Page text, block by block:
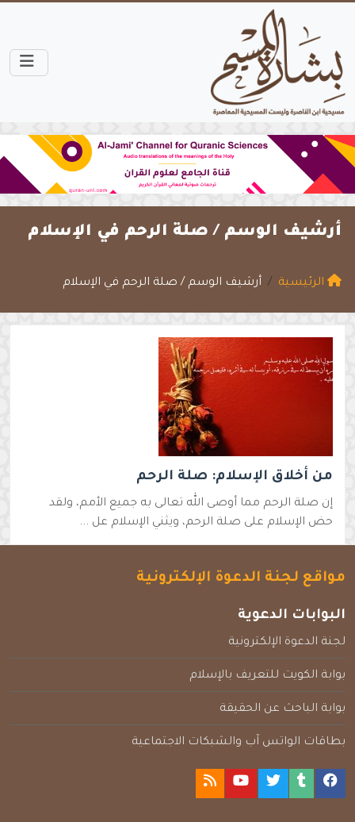
أرشيف الوسم / صلة الرحم في الإسلام
الرئيسية أرشيف الوسم / صلة الرحم في الإسلام
من أخلاق الإسلام: صلة الرحم
إن صلة الرحم مما أوصى الله تعالى به جميع الأمم، ولقد
حض الإسلام على صلة الرحم، ويثني الإسلام عل ...
مواقع لجنة الدعوة الإلكترونية
البوابات الدعوية
لجنة الدعوة الإلكترونية
بوابة الكويت للتعريف بالإسلام
بوابة الباحث عن الحقيقة
بطاقات الواتس آب والشبكات الاجتماعية